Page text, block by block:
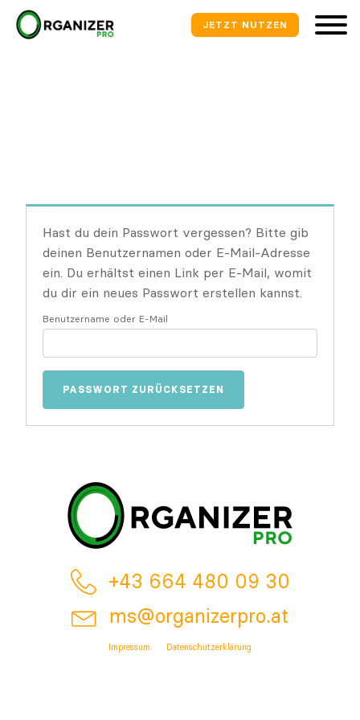
JETZT NUTZEN
Hast du dein Passwort vergessen? Bitte gib
deinen Benutzernamen oder E-Mail-Adresse
ein. Du erhältst einen Link per E-Mail, womit
du dir ein neues Passwort erstellen kannst.
Benutzername oder E-Mail
PASSWORT ZURÜCKSETZEN
+43 664 480 09 30
ms@organizerpro.at
Impressum Datenschutzerklärung